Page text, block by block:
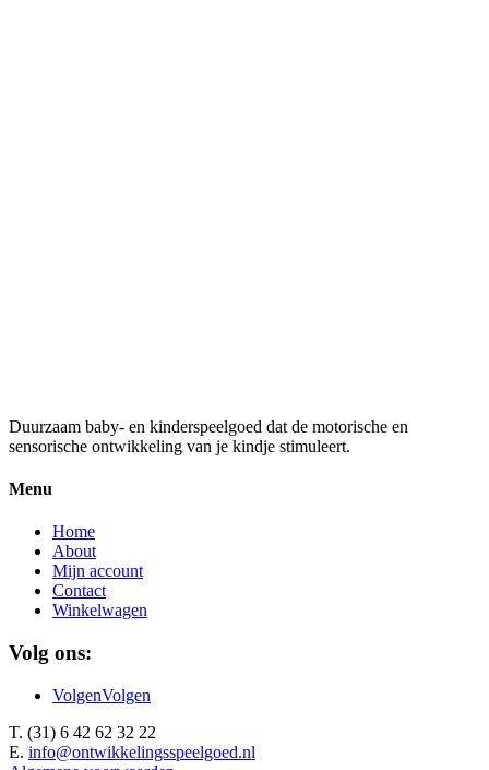
Duurzaam baby- en kinderspeelgoed dat de motorische en
sensorische ontwikkeling van je kindje stimuleert.
Menu
Home
About
Mijn account
Contact
Winkelwagen
Volg ons:
VolgenVolgen
T. (31) 6 42 62 32 22
E. info@ontwikkelingsspeelgoed.nl